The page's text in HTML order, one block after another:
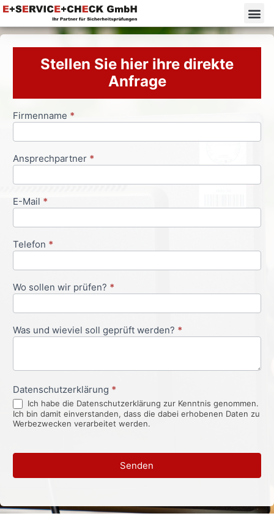
Stellen Sie hier ihre direkte
Anfrage
Anfrageformular
Firmenname *
Ansprechpartner *
E-Mail *
Telefon *
Wo sollen wir prüfen? *
Was und wieviel soll geprüft werden? *
Datenschutzerklärung *
Ich habe die Datenschutzerklärung zur Kenntnis genommen.
Ich bin damit einverstanden, dass die dabei erhobenen Daten zu
Werbezwecken verarbeitet werden.
Senden